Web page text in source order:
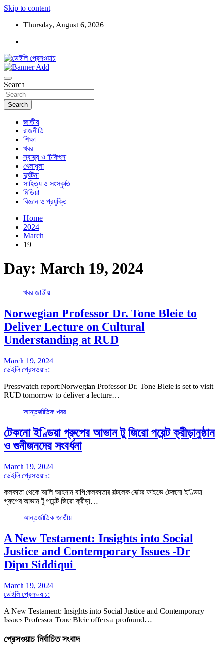
Skip to content
Thursday, August 6, 2026
ডেইলি প্রেসওয়াচ
Search
Search
জাতীয়
রাজনীতি
শিক্ষা
খবর
স্বাস্থ্য ও চিকিৎসা
খেলাধুলা
দুর্ঘটনা
সাহিত্য ও সংস্কৃতি
মিডিয়া
বিজ্ঞান ও প্রযুক্তি
Home
2024
March
19
Day: March 19, 2024
খবর জাতীয়
Norwegian Professor Dr. Tone Bleie to
Deliver Lecture on Cultural
Understanding at RUD
March 19, 2024
ডেইলি প্রেসওয়াচ:
Presswatch report:Norwegian Professor Dr. Tone Bleie is set to visit
RUD tomorrow to deliver a lecture…
আন্তর্জাতিক খবর
টেকনো ইণ্ডিয়া গ্রুপের আভান টু জিরো পয়েন্ট ক্রীড়ানুষ্ঠান
ও গুনীজনদের সংবর্ধনা
March 19, 2024
ডেইলি প্রেসওয়াচ:
কলকাতা থেকে আলি আহসান বাপি:কলকাতার সল্টলেক সেক্টর ফাইভে টেকনো ইণ্ডিয়া
গ্রুপের আভান টু পয়েন্ট জিরো ক্রীড়া…
আন্তর্জাতিক জাতীয়
A New Testament: Insights into Social
Justice and Contemporary Issues -Dr
Dipu Siddiqui
March 19, 2024
ডেইলি প্রেসওয়াচ:
A New Testament: Insights into Social Justice and Contemporary
Issues Professor Tone Bleie offers a profound…
প্রেসওয়াচ নির্বাচিত সংবাদ